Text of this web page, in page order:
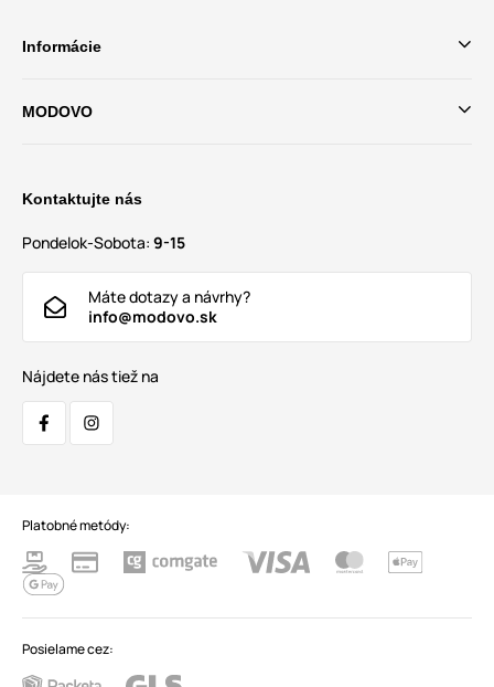
Informácie
MODOVO
Kontaktujte nás
Pondelok-Sobota: 9-15
Máte dotazy a návrhy?
info@modovo.sk
Nájdete nás tiež na
Platobné metódy:
Posielame cez: